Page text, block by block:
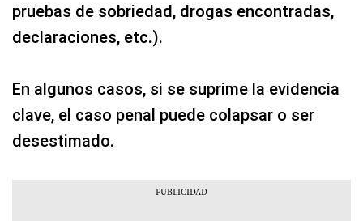
pruebas de sobriedad, drogas encontradas,
declaraciones, etc.).
En algunos casos, si se suprime la evidencia
clave, el caso penal puede colapsar o ser
desestimado.